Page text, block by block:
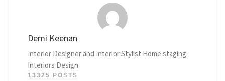
Demi Keenan
Interior Designer and Interior Stylist Home staging
Interiors Design
13325 POSTS